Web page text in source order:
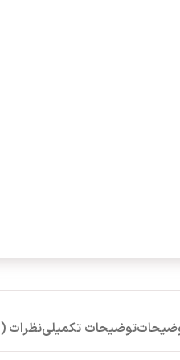
توضیحات تکمیلینظرات (0)